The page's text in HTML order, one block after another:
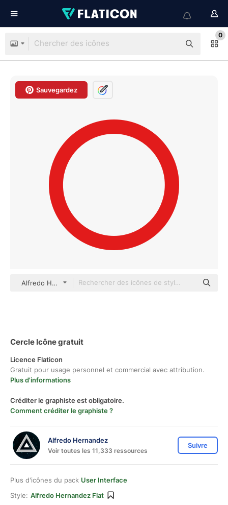
0
Sauvegardez
Alfredo Hernandez Flat
Cercle Icône gratuit
Licence Flaticon
Gratuit pour usage personnel et commercial avec attribution.
Plus d'informations
Créditer le graphiste est obligatoire.
Comment créditer le graphiste ?
Alfredo Hernandez
Voir toutes les 11,333 ressources
Suivre
Plus d'icônes du pack User Interface
Style: Alfredo Hernandez Flat